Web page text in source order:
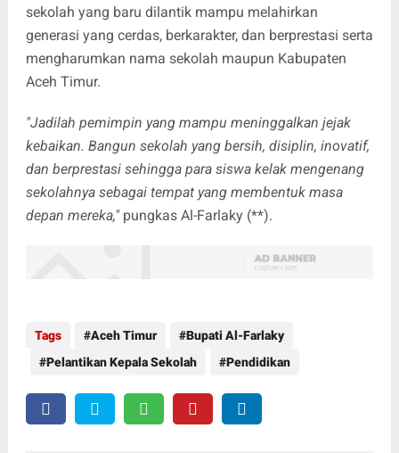
sekolah yang baru dilantik mampu melahirkan
generasi yang cerdas, berkarakter, dan berprestasi serta
mengharumkan nama sekolah maupun Kabupaten
Aceh Timur.
"Jadilah pemimpin yang mampu meninggalkan jejak
kebaikan. Bangun sekolah yang bersih, disiplin, inovatif,
dan berprestasi sehingga para siswa kelak mengenang
sekolahnya sebagai tempat yang membentuk masa
depan mereka,"pungkas Al-Farlaky (**).
Tags Aceh Timur
Bupati Al-Farlaky
Pelantikan Kepala Sekolah
Pendidikan